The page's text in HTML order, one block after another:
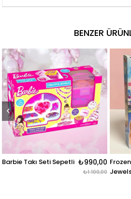
BENZER
Barbie Takı Seti Sepetli ₺990,00
₺1.100,00